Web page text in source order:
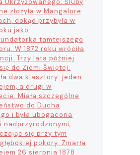
złożyła w Mangalore
dokąd przybyła w
jako
tamtejszego
W 1872 roku wróciła
Trzy lata później
do Ziemi Świętej.
dwa klasztory: jeden
a drugi w
Miała szczególne
do Ducha
i była ubogacona
nadprzyrodzonymi,
się przy tym
pokory. Zmarła
26 sierpnia 1878